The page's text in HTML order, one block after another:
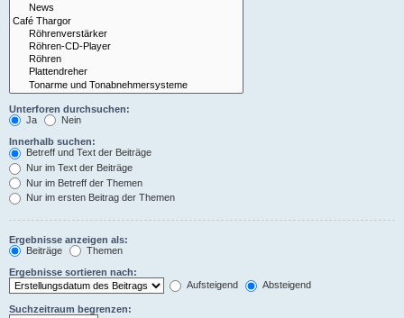
Unterforen durchsuchen:
Ja
Nein
Innerhalb suchen:
Betreff und Text der Beiträge
Nur im Text der Beiträge
Nur im Betreff der Themen
Nur im ersten Beitrag der Themen
Ergebnisse anzeigen als:
Beiträge
Themen
Ergebnisse sortieren nach:
Aufsteigend
Absteigend
Suchzeitraum begrenzen: